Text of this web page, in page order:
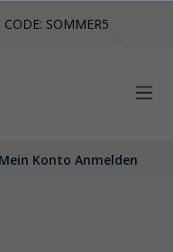
SOMMER5
Mein Konto Anmelden